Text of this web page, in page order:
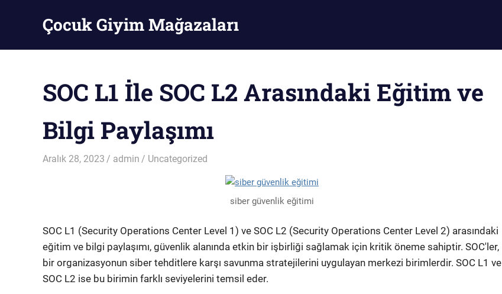
Çocuk Giyim Mağazaları
SOC L1 İle SOC L2 Arasındaki Eğitim ve
Bilgi Paylaşımı
Aralık 28, 2023 admin Uncategorized
siber güvenlik eğitimi
SOC L1 (Security Operations Center Level 1) ve SOC L2 (Security Operations Center Level 2) arasındaki
eğitim ve bilgi paylaşımı, güvenlik alanında etkin bir işbirliği sağlamak için kritik öneme sahiptir. SOC'ler,
bir organizasyonun siber tehditlere karşı savunma stratejilerini uygulayan merkezi birimlerdir. SOC L1 ve
SOC L2 ise bu birimin farklı seviyelerini temsil eder.